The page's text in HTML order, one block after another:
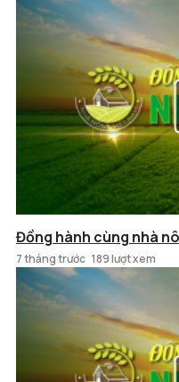
Đồng hành cùng nhà
7 tháng trước 189 lượt xem